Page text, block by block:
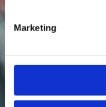
Marketing